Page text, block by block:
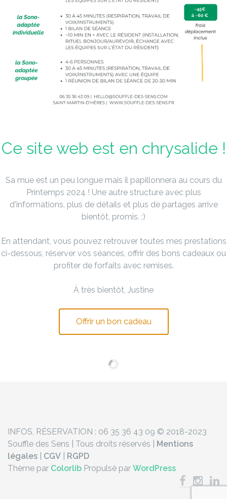
Ce site web est en chrysalide !
Sa mue est un peu longue mais il papillonnera au cours du
Printemps 2024 ! Une autre structure avec plus
d'informations, plus de détails et plus de partages arrive
bientôt, promis. ;)
En attendant, vous pouvez retrouver toutes mes prestations
ci-dessous, réserver vos séances, offrir des bons cadeaux ou
profiter de forfaits avec remises.
À très bientôt, Justine
Offrir un bon cadeau
INFOS, RÉSERVATION : 06 35 36 43 09 © 2018-2023
Souffle des Sens | Tous droits réservés |
Mentions
légales
CGV
RGPD
Thème par Colorlib Propulsé par WordPress